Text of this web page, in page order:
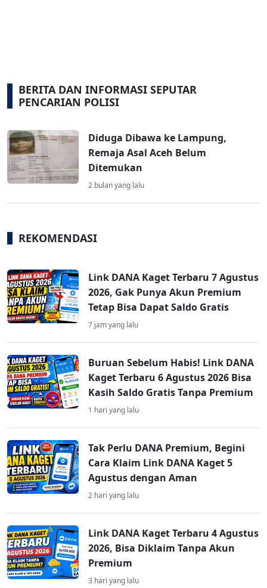
BERITA DAN INFORMASI SEPUTAR
PENCARIAN POLISI
Diduga Dibawa ke Lampung,
Remaja Asal Aceh Belum
Ditemukan
2 bulan yang lalu
REKOMENDASI
Link DANA Kaget Terbaru 7 Agustus
2026, Gak Punya Akun Premium
Tetap Bisa Dapat Saldo Gratis
7 jam yang lalu
Buruan Sebelum Habis! Link DANA
Kaget Terbaru 6 Agustus 2026 Bisa
Kasih Saldo Gratis Tanpa Premium
1 hari yang lalu
Tak Perlu DANA Premium, Begini
Cara Klaim Link DANA Kaget 5
Agustus dengan Aman
2 hari yang lalu
Link DANA Kaget Terbaru 4 Agustus
2026, Bisa Diklaim Tanpa Akun
Premium
3 hari yang lalu